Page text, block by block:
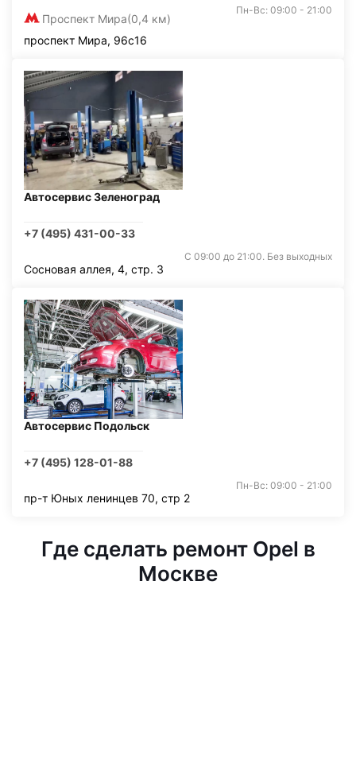
Проспект Мира(0,4 км)
Пн-Вс: 09:00 - 21:00
проспект Мира, 96с16
Автосервис Зеленоград
+7 (495) 431-00-33
С 09:00 до 21:00. Без выходных
Сосновая аллея, 4, стр. 3
Автосервис Подольск
+7 (495) 128-01-88
Пн-Вс: 09:00 - 21:00
пр-т Юных ленинцев 70, стр 2
Где сделать ремонт Opel в
Москве